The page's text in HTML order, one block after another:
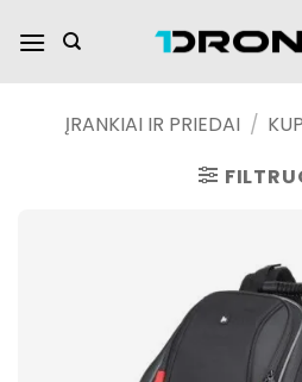
turinį
ĮRANKIAI IR PRIEDAI /